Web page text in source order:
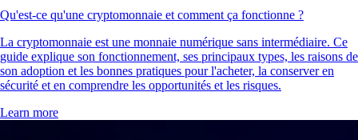
Qu'est-ce qu'une cryptomonnaie et comment ça fonctionne ?
La cryptomonnaie est une monnaie numérique sans intermédiaire. Ce
guide explique son fonctionnement, ses principaux types, les raisons de
son adoption et les bonnes pratiques pour l'acheter, la conserver en
sécurité et en comprendre les opportunités et les risques.
Learn more